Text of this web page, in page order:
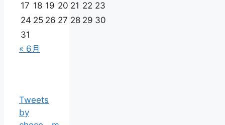
17 18 19 20 21 22 23
24 25 26 27 28 29 30
31
« 6月
Tweets
by